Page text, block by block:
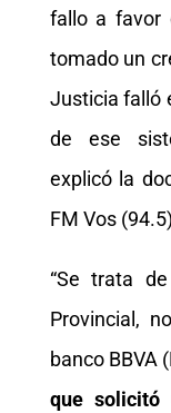
fallo a favor
tomado un
Justicia falló
de ese
explicó la
FM Vos
“Se trata
Provincial,
banco BBVA
que solicitó